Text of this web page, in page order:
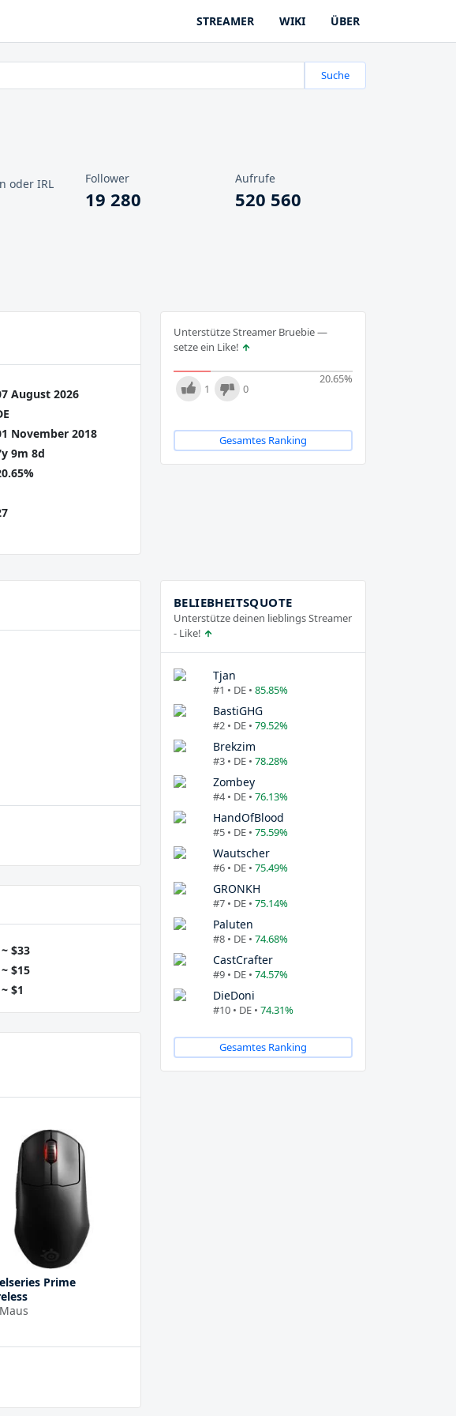
STREAMER WIKI ÜBER
Suche
oder IRL
Follower
19 280
Aufrufe
520 560
Unterstütze Streamer Bruebie —
setze ein Like!
20.65%
1 0
Gesamtes Ranking
August 2026
November 2018
9m 8d
~ $33
~ $15
~ $1
Prime
BELIEBHEITSQUOTE
Unterstütze deinen lieblings Streamer
- Like!
Tjan
#1 • DE • 85.85%
BastiGHG
#2 • DE • 79.52%
Brekzim
#3 • DE • 78.28%
Zombey
#4 • DE • 76.13%
HandOfBlood
#5 • DE • 75.59%
Wautscher
#6 • DE • 75.49%
GRONKH
#7 • DE • 75.14%
Paluten
#8 • DE • 74.68%
CastCrafter
#9 • DE • 74.57%
DieDoni
#10 • DE • 74.31%
Gesamtes Ranking